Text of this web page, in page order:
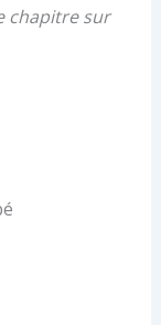
chapitre sur